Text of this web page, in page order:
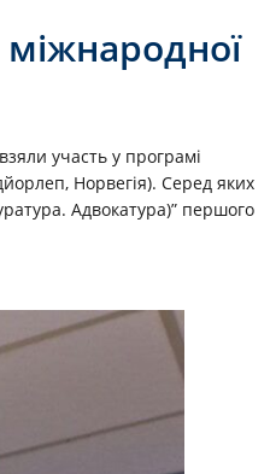
участь у програмі
Норвегія). Серед яких
Адвокатура)” першого